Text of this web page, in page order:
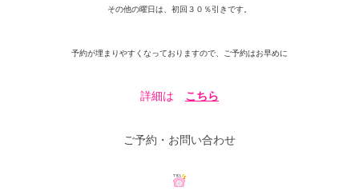
その他の曜日は、初回３０％引きです。
予約が埋まりやすくなっておりますので、ご予約はお早めに
詳細は こちら
ご予約・お問い合わせ